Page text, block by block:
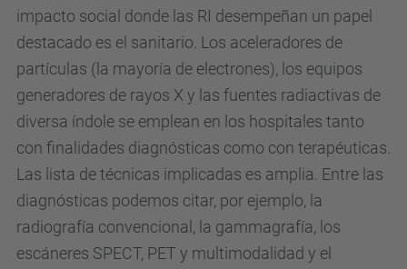
impacto social donde las RI desempeñan un papel
destacado es el sanitario. Los aceleradores de
partículas (la mayoría de electrones), los equipos
generadores de rayos X y las fuentes radiactivas de
diversa índole se emplean en los hospitales tanto
con finalidades diagnósticas como con terapéuticas.
Las lista de técnicas implicadas es amplia. Entre las
diagnósticas podemos citar, por ejemplo, la
radiografía convencional, la gammagrafía, los
escáneres SPECT, PET y multimodalidad y el